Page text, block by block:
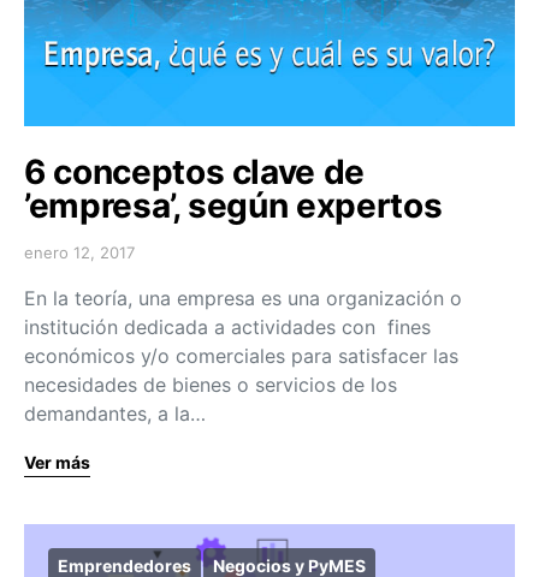
6 conceptos clave de
’empresa’, según expertos
enero 12, 2017
En la teoría, una empresa es una organización o
institución dedicada a actividades con fines
económicos y/o comerciales para satisfacer las
necesidades de bienes o servicios de los
demandantes, a la…
Ver más
Emprendedores Negocios y PyMES